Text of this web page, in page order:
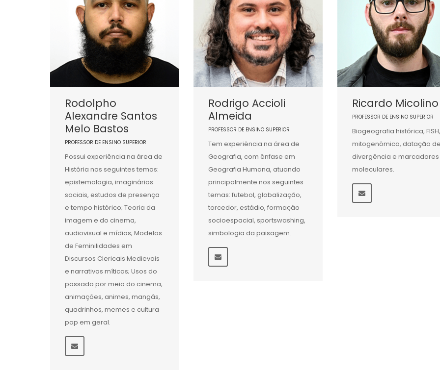
Rodolpho
Alexandre Santos
Melo Bastos
PROFESSOR DE ENSINO SUPERIOR
Possui experiência na área de
História nos seguintes temas:
epistemologia, imaginários
sociais, estudos de presença
e tempo histórico; Teoria da
imagem e do cinema,
audiovisual e mídias; Modelos
de Feminilidades em
Discursos Clericais Medievais
e narrativas míticas; Usos do
passado por meio do cinema,
animações, animes, mangás,
quadrinhos, memes e cultura
pop em geral.
Rodrigo Accioli
Almeida
PROFESSOR DE ENSINO SUPERIOR
Tem experiência na área de
Geografia, com ênfase em
Geografia Humana, atuando
principalmente nos seguintes
temas: futebol, globalização,
torcedor, estádio, formação
socioespacial, sportswashing,
simbologia da paisagem.
Ricardo Micolino
PROFESSOR DE ENSINO SUPERIOR
Biogeografia histórica, FISH,
mitogenômica, datação
divergência e marcadores
moleculares.